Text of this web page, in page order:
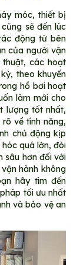
móc, thiết bị
sẽ đến lúc
động từ bên
của người vận
thuật, các hoạt
theo khuyến
hồ bơi hoạt
làm mới cho
lượng tốt nhất,
về tính năng,
chủ động kịp
quá lớn, đòi
sâu hơn đối với
hành không
hãy tìm đến
tối ưu nhất
và bảo vệ an